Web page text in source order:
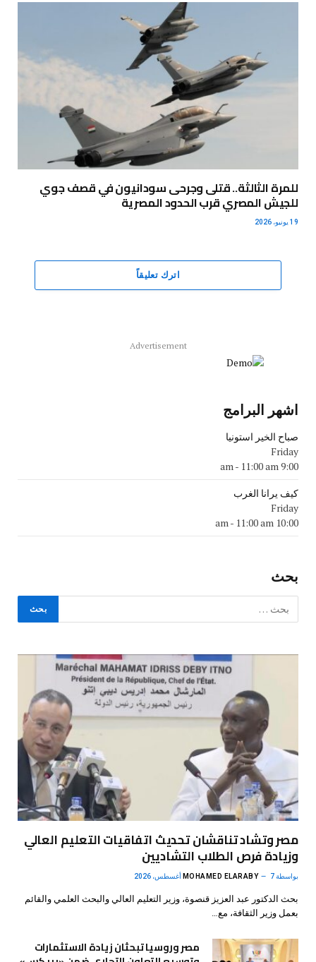
للمرة الثالثة.. قتلى وجرحى سودانيون في قصف جوي
للجيش المصري قرب الحدود المصرية
19 يونيو، 2026
اترك تعليقاً
Advertisement
اشهر البرامج
صباح الخير استونيا
Friday
9:00 am
- 11:00 am
كيف يرانا الغرب
Friday
10:00 am
- 11:00 am
بحث
مصر وتشاد تناقشان تحديث اتفاقيات التعليم العالي
وزيادة فرص الطلاب التشاديين
بواسطة MOHAMED ELARABY 7 أغسطس، 2026
بحث الدكتور عبد العزيز قنصوة، وزير التعليم العالي والبحث العلمي والقائم
بعمل وزير الثقافة، مع…
مصر وروسيا تبحثان زيادة الاستثمارات